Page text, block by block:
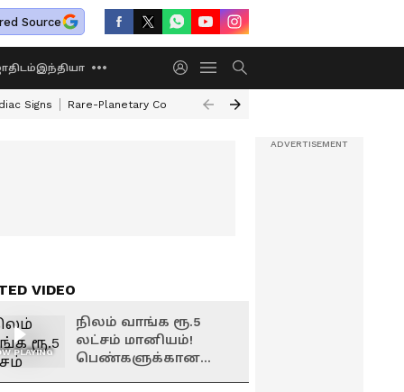
Source
இந்தியா
Signs Rare-Planetary Conjunction After 12 Years
VIDEO
PLAYING
நிலம் வாங்க ரூ.5
லட்சம் மானியம்!
பெண்களுக்கான